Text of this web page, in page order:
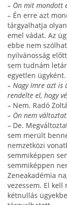
– Ön mit mondott
– Én erre azt
tárgyalhatja
emel vádat. Az
ebbe nem
nyilvánosság
sem tudnám
egyetlen ügyként.
– Nagy Imre azt is
rendelte el, hogy
– Nem. Radó
– Ön nem
– De.
sem merült
nemzetközi
semmiképpen
semmiképpen
Zeneakadémia
vezessem. El
kétnullás